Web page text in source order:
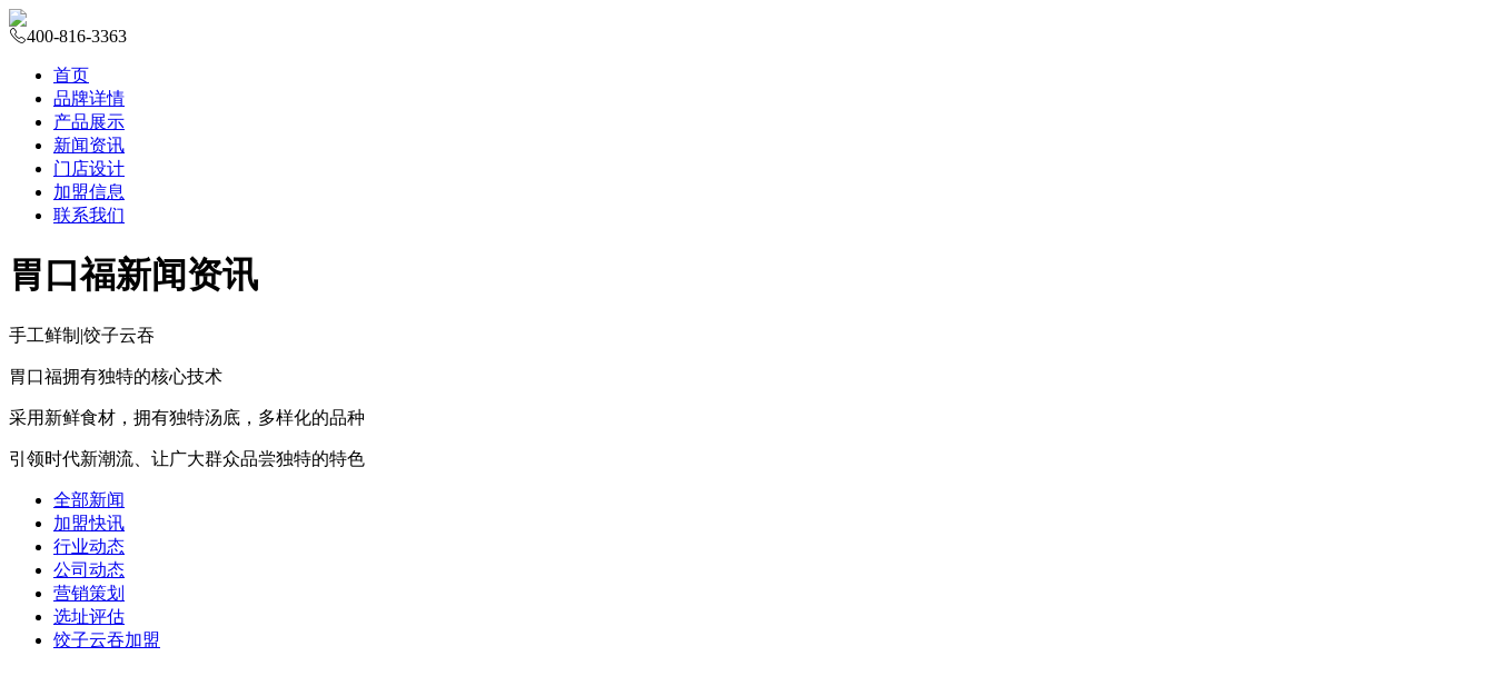
400-816-3363
首页
品牌详情
产品展示
新闻资讯
门店设计
加盟信息
联系我们
胃口福新闻资讯
手工鲜制 |饺子云吞
胃口福拥有独特的核心技术
采用新鲜食材，拥有独特汤底，多样化的品种
引领时代新潮流、让广大群众品尝独特的特色
全部新闻
加盟快讯
行业动态
公司动态
营销策划
选址评估
饺子云吞加盟